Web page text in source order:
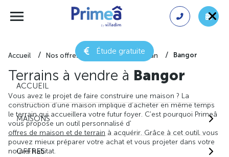
Étude gratuite
ACCUEIL
MAISONS
OFFRES
Accueil Nos offres de terrain Morbihan Bangor
Terrains à vendre à Bangor
Vous avez le projet de faire construire une maison ? La
construction d'une maison implique d'acheter en même temps
le terrain qui accueillera votre futur foyer. C'est pourquoi Primeâ
vous propose un outil personnalisé d'
offres de maison et de terrain à acquérir. Grâce à cet outil, vous
pouvez mieux préparer votre achat et vous projeter dans votre
nouvel habitat.